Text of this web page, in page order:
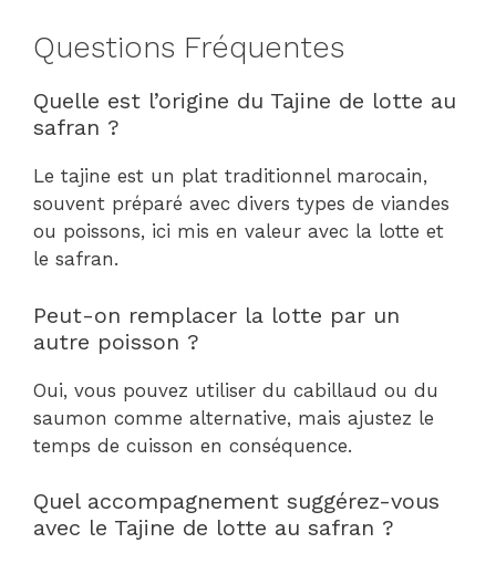
Questions Fréquentes
Quelle est l’origine du Tajine de lotte au
safran ?
Le tajine est un plat traditionnel marocain,
souvent préparé avec divers types de viandes
ou poissons, ici mis en valeur avec la lotte et
le safran.
Peut-on remplacer la lotte par un
autre poisson ?
Oui, vous pouvez utiliser du cabillaud ou du
saumon comme alternative, mais ajustez le
temps de cuisson en conséquence.
Quel accompagnement suggérez-vous
avec le Tajine de lotte au safran ?